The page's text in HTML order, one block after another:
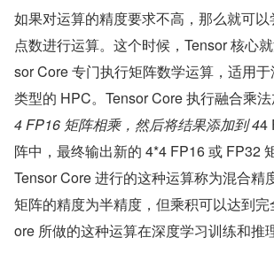
如果对运算的精度要求不高，那么就可
点数进行运算。这个时候，Tensor 核心
sor Core 专门执行矩阵数学运算，适用
类型的 HPC。Tensor Core 执行融合乘
4 FP16 矩阵相乘，然后将结果添加到 44
阵中，最终输出新的 4*4 FP16 或 FP32
Tensor Core 进行的这种运算称为混合精
矩阵的精度为半精度，但乘积可以达到完
ore 所做的这种运算在深度学习训练和推